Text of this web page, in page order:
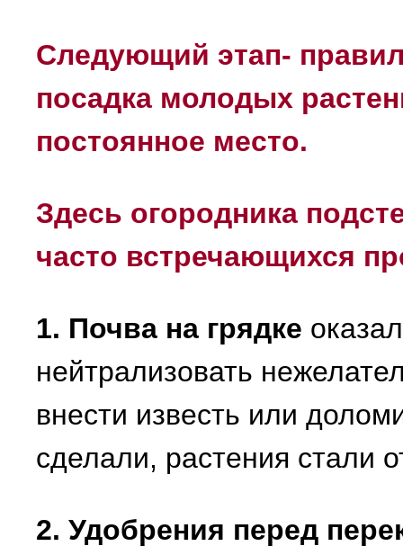
Следующий этап-
посадка молодых
постоянное место.
Здесь огородника
часто встречающихся
1. Почва на грядке
нейтрализовать
внести известь или
сделали, растения стали
2. Удобрения перед